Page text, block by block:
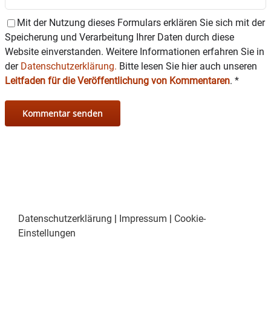
Mit der Nutzung dieses Formulars erklären Sie sich mit der
Speicherung und Verarbeitung Ihrer Daten durch diese
Website einverstanden. Weitere Informationen erfahren Sie in
der Datenschutzerklärung. Bitte lesen Sie hier auch unseren
Leitfaden für die Veröffentlichung von Kommentaren. *
Datenschutzerklärung | Impressum | Cookie-
Einstellungen